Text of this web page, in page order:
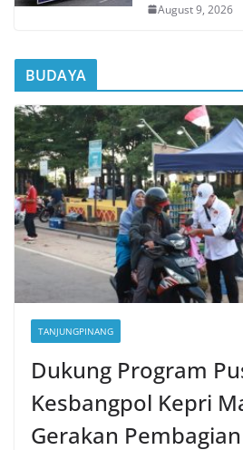
August 9, 2026
BUDAYA
TANJUNGPINANG
Dukung Program
Kesbangpol Kepri
Gerakan